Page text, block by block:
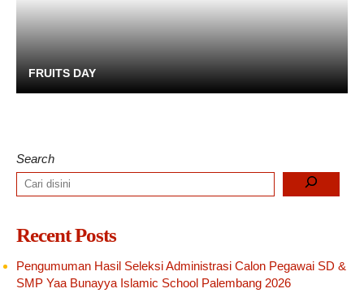
FRUITS DAY
Search
Recent Posts
Pengumuman Hasil Seleksi Administrasi Calon Pegawai SD &
SMP Yaa Bunayya Islamic School Palembang 2026